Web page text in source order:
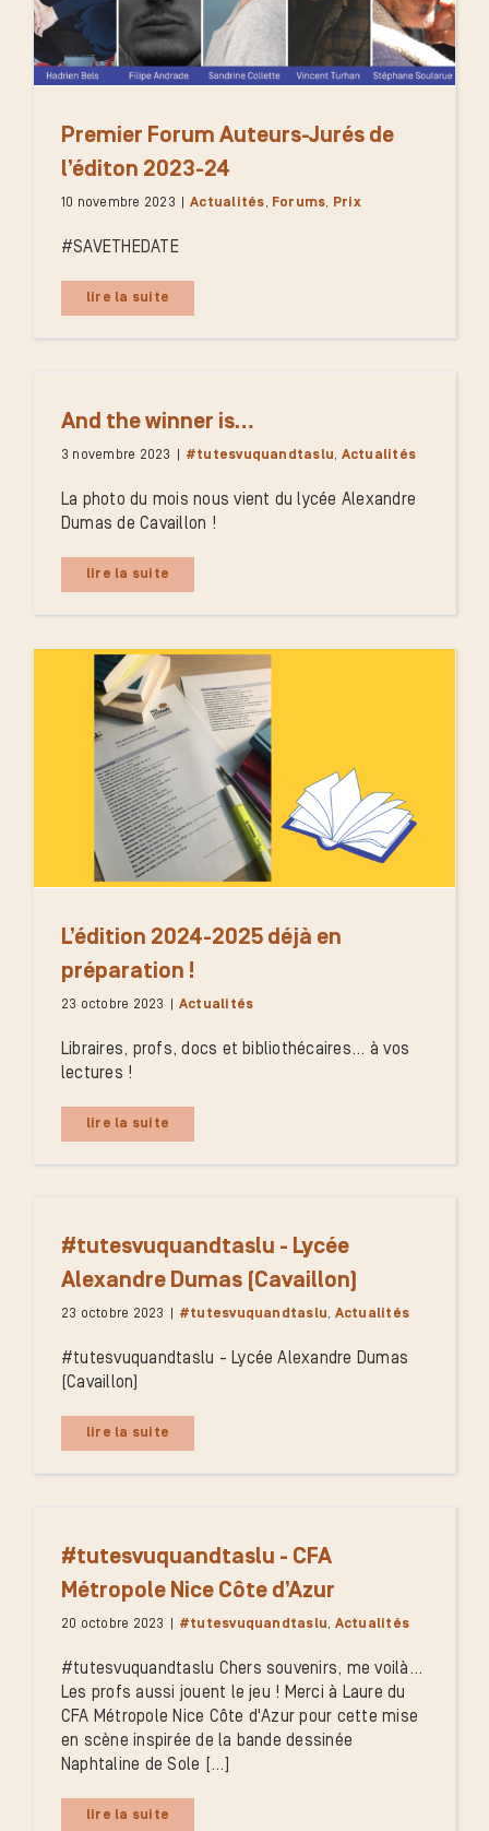
Premier Forum Auteurs-Jurés de
l’éditon 2023-24
10 novembre 2023 Actualités, Forums, Prix
#SAVETHEDATE
lire la suite
And the winner is…
3 novembre 2023 #tutesvuquandtaslu, Actualités
La photo du mois nous vient du lycée Alexandre
Dumas de Cavaillon !
lire la suite
L’édition 2024-2025 déjà en
préparation !
23 octobre 2023 Actualités
Libraires, profs, docs et bibliothécaires... à vos
lectures !
lire la suite
#tutesvuquandtaslu - Lycée
Alexandre Dumas (Cavaillon)
23 octobre 2023 #tutesvuquandtaslu, Actualités
#tutesvuquandtaslu - Lycée Alexandre Dumas
(Cavaillon)
lire la suite
#tutesvuquandtaslu - CFA
Métropole Nice Côte d’Azur
20 octobre 2023 #tutesvuquandtaslu, Actualités
#tutesvuquandtaslu Chers souvenirs, me voilà...
Les profs aussi jouent le jeu ! Merci à Laure du
CFA Métropole Nice Côte d'Azur pour cette mise
en scène inspirée de la bande dessinée
Naphtaline de Sole [...]
lire la suite